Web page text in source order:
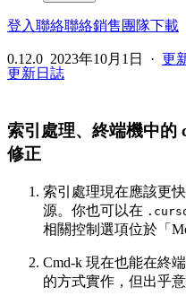
登入聯絡聯絡銷售團隊下載
0.12.0 2023年10月1日 · 更
更新日誌
索引處理、終端機中的
修正
索引處理現在應該更
源。你也可以在
相關控制選項位於「
Cmd-k 現在也能在終
的方式實作，但出乎意